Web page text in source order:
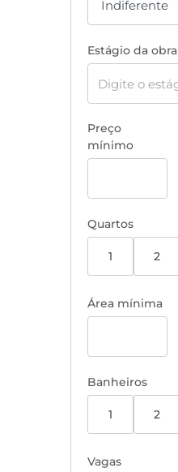
Estágio da obra
Preço
mínimo
Quartos
1 2
Área mínima
Banheiros
1 2
Vagas